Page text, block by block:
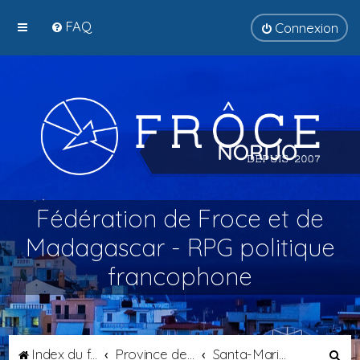
FAQ Connexion
Fédération de Froce et de
Madagascar - RPG politique
francophone
Index du forum Santa-Maria di Bagni